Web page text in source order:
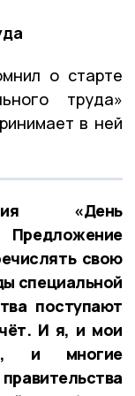
о старте
труда»
в ней
«День
Предложение
свою
специальной
поступают
И я, и мои
и многие